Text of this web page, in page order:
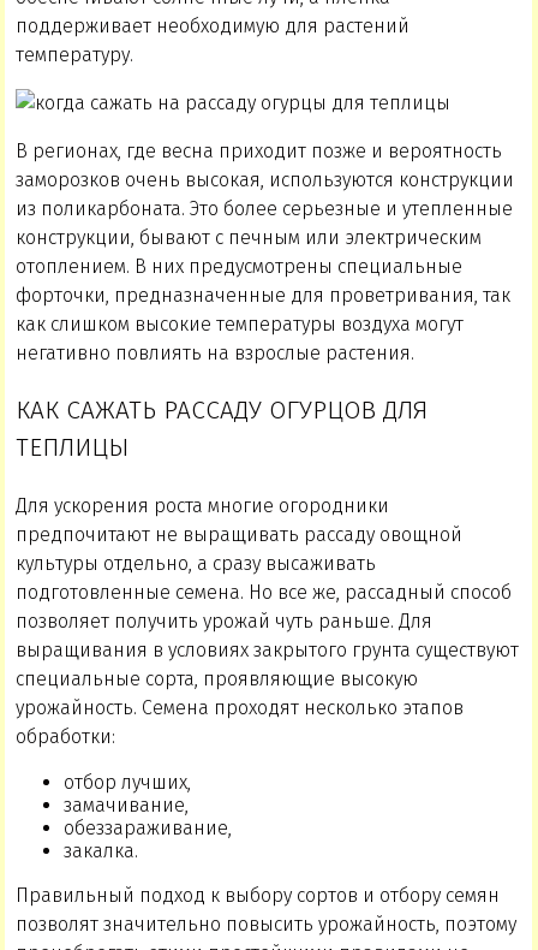
поддерживает необходимую для растений
температуру.
В регионах, где весна приходит позже и вероятность
заморозков очень высокая, используются конструкции
из поликарбоната. Это более серьезные и утепленные
конструкции, бывают с печным или электрическим
отоплением. В них предусмотрены специальные
форточки, предназначенные для проветривания, так
как слишком высокие температуры воздуха могут
негативно повлиять на взрослые растения.
КАК САЖАТЬ РАССАДУ ОГУРЦОВ ДЛЯ
ТЕПЛИЦЫ
Для ускорения роста многие огородники
предпочитают не выращивать рассаду овощной
культуры отдельно, а сразу высаживать
подготовленные семена. Но все же, рассадный способ
позволяет получить урожай чуть раньше. Для
выращивания в условиях закрытого грунта существуют
специальные сорта, проявляющие высокую
урожайность. Семена проходят несколько этапов
обработки:
отбор лучших,
замачивание,
обеззараживание,
закалка.
Правильный подход к выбору сортов и отбору семян
позволят значительно повысить урожайность, поэтому